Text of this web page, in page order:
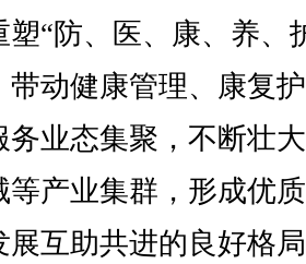
“防、医、康、养、
带动健康管理、康复
务业态集聚，不断壮
等产业集群，形成优
展互助共进的良好格